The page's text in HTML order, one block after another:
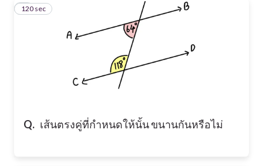
Q. เส้นตรงคู่ที่กำหนดให้นั้น ขนานกันหรือไม่
2
120 sec